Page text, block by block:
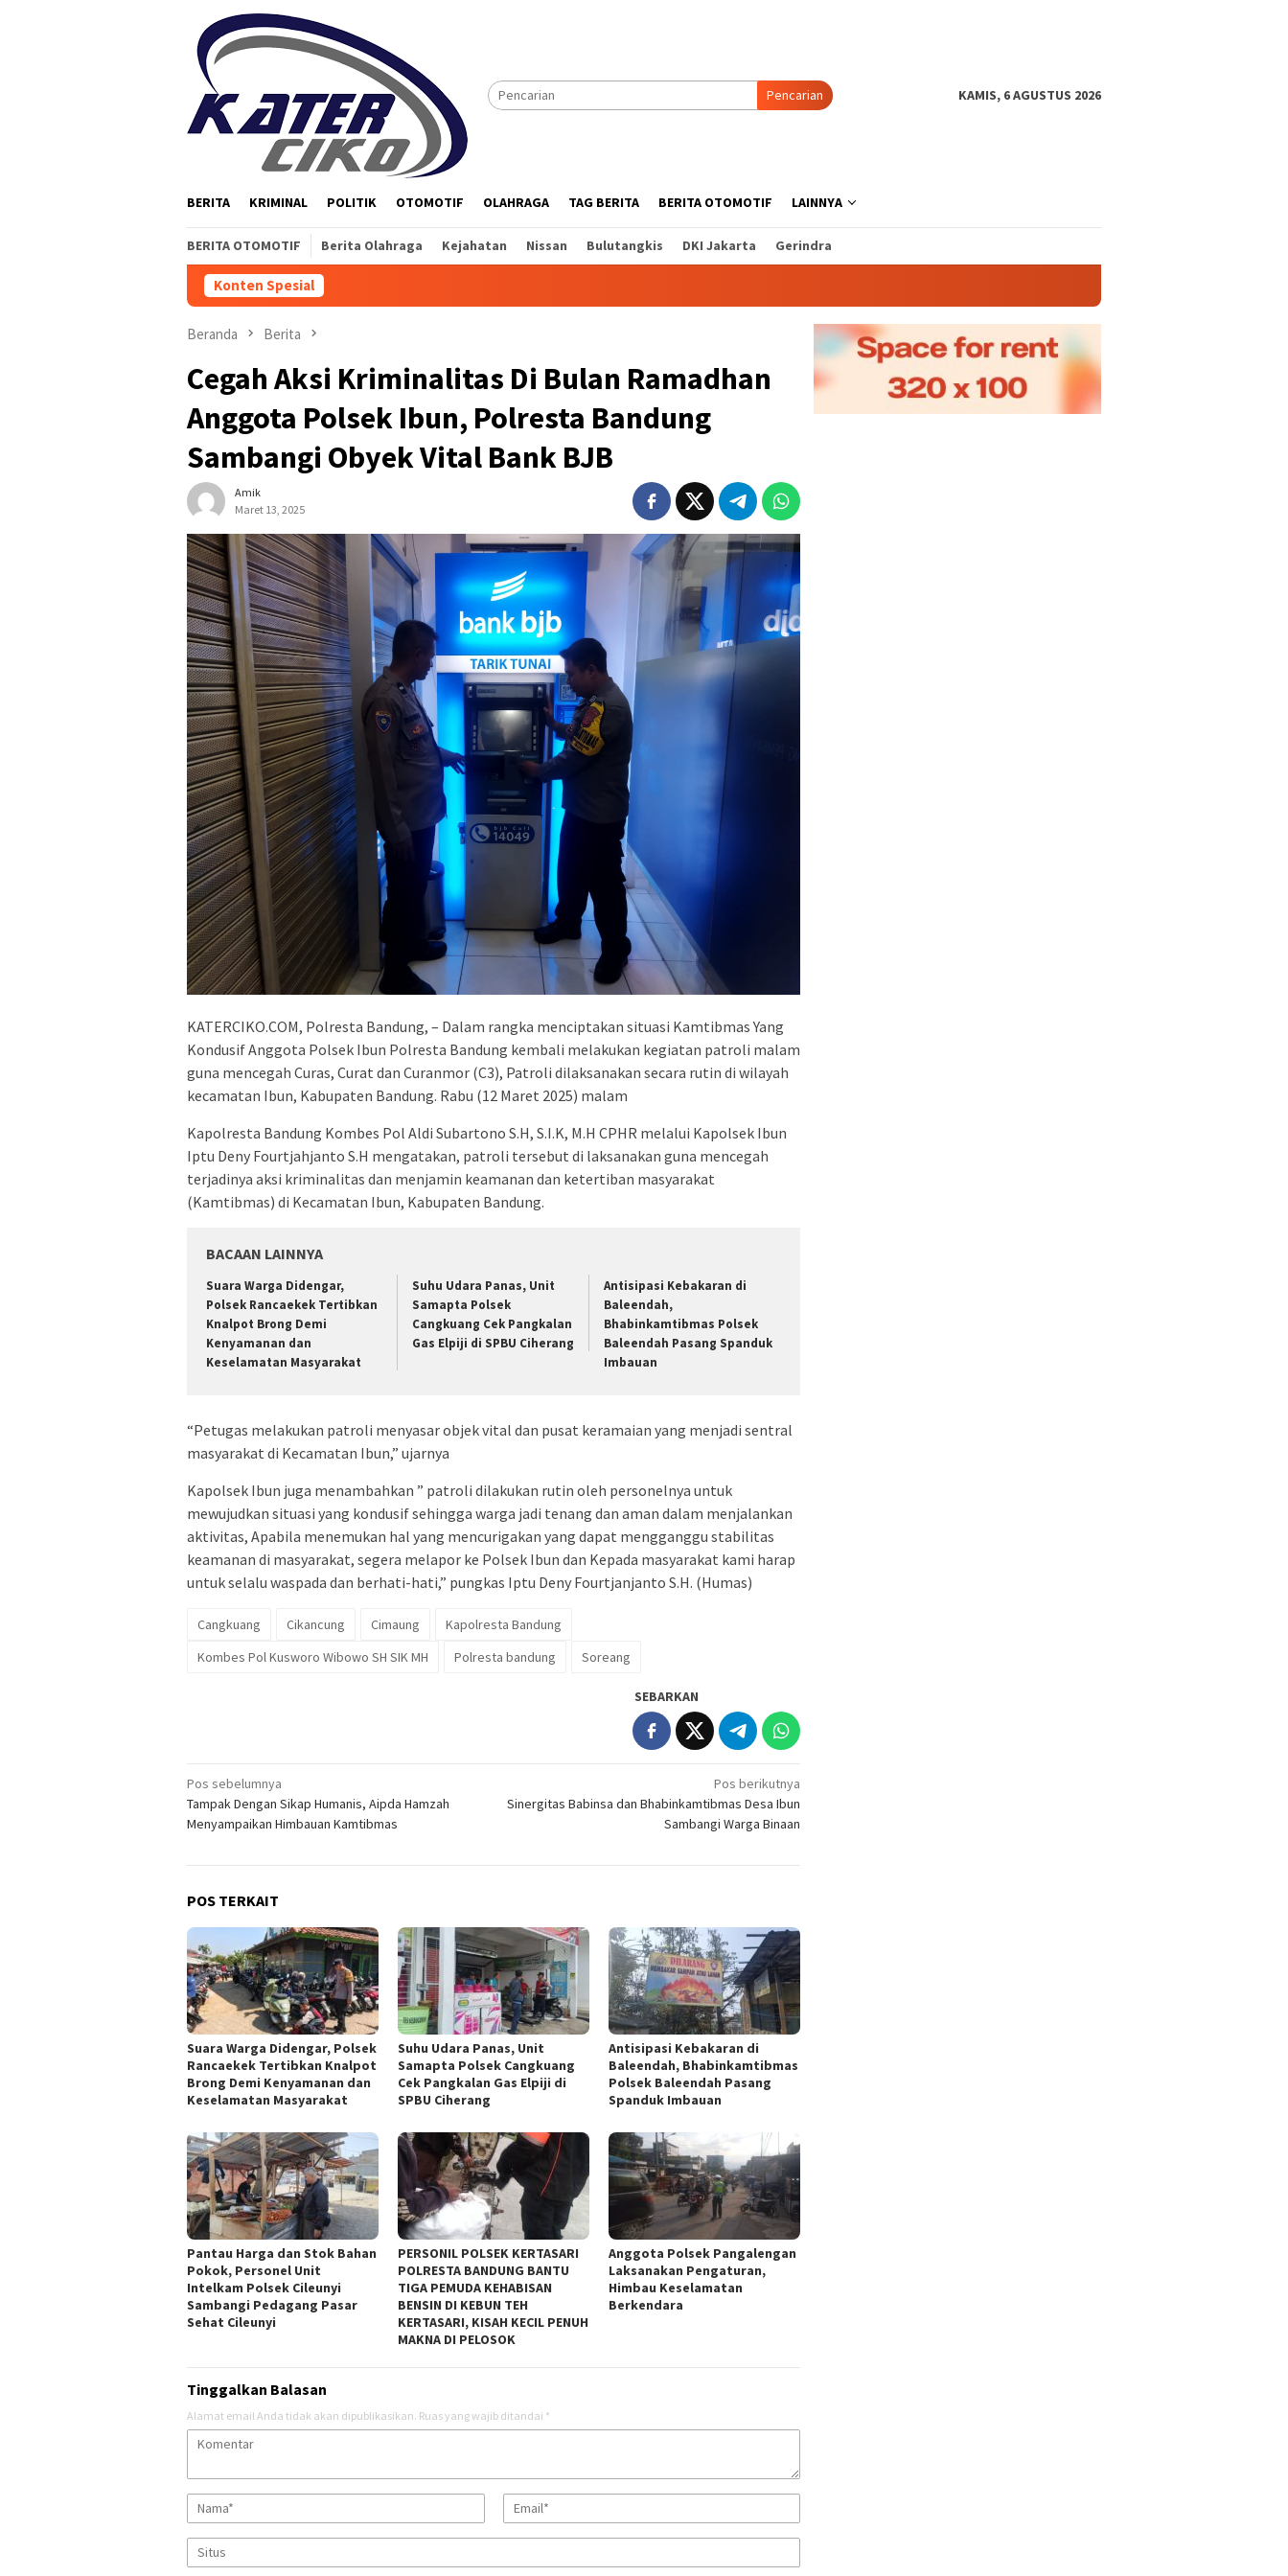
Pencarian KAMIS, 6 AGUSTUS 2026
BERITA KRIMINAL POLITIK OTOMOTIF OLAHRAGA TAG BERITA BERITA OTOMOTIF LAINNYA
BERITA OTOMOTIF Berita Olahraga Kejahatan Nissan Bulutangkis DKI Jakarta Gerindra
Konten Spesial
Beranda Berita
Cegah Aksi Kriminalitas Di Bulan Ramadhan
Anggota Polsek Ibun, Polresta Bandung
Sambangi Obyek Vital Bank BJB
Amik
Maret 13, 2025
KATERCIKO.COM, Polresta Bandung, – Dalam rangka menciptakan situasi Kamtibmas Yang
Kondusif Anggota Polsek Ibun Polresta Bandung kembali melakukan kegiatan patroli malam
guna mencegah Curas, Curat dan Curanmor (C3), Patroli dilaksanakan secara rutin di wilayah
kecamatan Ibun, Kabupaten Bandung. Rabu (12 Maret 2025) malam
Kapolresta Bandung Kombes Pol Aldi Subartono S.H, S.I.K, M.H CPHR melalui Kapolsek Ibun
Iptu Deny Fourtjahjanto S.H mengatakan, patroli tersebut di laksanakan guna mencegah
terjadinya aksi kriminalitas dan menjamin keamanan dan ketertiban masyarakat
(Kamtibmas) di Kecamatan Ibun, Kabupaten Bandung.
BACAAN LAINNYA
Suara Warga Didengar,
Polsek Rancaekek Tertibkan
Knalpot Brong Demi
Kenyamanan dan
Keselamatan Masyarakat
Suhu Udara Panas, Unit
Samapta Polsek
Cangkuang Cek Pangkalan
Gas Elpiji di SPBU Ciherang
Antisipasi Kebakaran di
Baleendah,
Bhabinkamtibmas Polsek
Baleendah Pasang Spanduk
Imbauan
“Petugas melakukan patroli menyasar objek vital dan pusat keramaian yang menjadi sentral
masyarakat di Kecamatan Ibun,” ujarnya
Kapolsek Ibun juga menambahkan ” patroli dilakukan rutin oleh personelnya untuk
mewujudkan situasi yang kondusif sehingga warga jadi tenang dan aman dalam menjalankan
aktivitas, Apabila menemukan hal yang mencurigakan yang dapat mengganggu stabilitas
keamanan di masyarakat, segera melapor ke Polsek Ibun dan Kepada masyarakat kami harap
untuk selalu waspada dan berhati-hati,” pungkas Iptu Deny Fourtjanjanto S.H. (Humas)
Cangkuang Cikancung Cimaung
Kapolresta Bandung
Kombes Pol Kusworo Wibowo SH SIK MH
Polresta bandung Soreang
SEBARKAN
Navigasi
pos
Pos sebelumnya
Tampak Dengan Sikap Humanis, Aipda Hamzah
Menyampaikan Himbauan Kamtibmas
Pos berikutnya
Sinergitas Babinsa dan Bhabinkamtibmas Desa Ibun
Sambangi Warga Binaan
POS TERKAIT
Suara Warga Didengar, Polsek
Rancaekek Tertibkan Knalpot
Brong Demi Kenyamanan dan
Keselamatan Masyarakat
Suhu Udara Panas, Unit
Samapta Polsek Cangkuang
Cek Pangkalan Gas Elpiji di
SPBU Ciherang
Antisipasi Kebakaran di
Baleendah, Bhabinkamtibmas
Polsek Baleendah Pasang
Spanduk Imbauan
Pantau Harga dan Stok Bahan
Pokok, Personel Unit
Intelkam Polsek Cileunyi
Sambangi Pedagang Pasar
Sehat Cileunyi
PERSONIL POLSEK KERTASARI
POLRESTA BANDUNG BANTU
TIGA PEMUDA KEHABISAN
BENSIN DI KEBUN TEH
KERTASARI, KISAH KECIL PENUH
MAKNA DI PELOSOK
Anggota Polsek Pangalengan
Laksanakan Pengaturan,
Himbau Keselamatan
Berkendara
Tinggalkan Balasan
Alamat email Anda tidak akan dipublikasikan. Ruas yang wajib ditandai *